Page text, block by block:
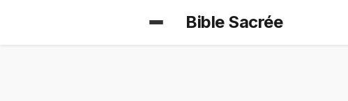
Bible Sacrée